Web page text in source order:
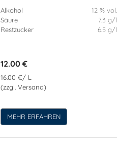
Alkohol
12 % vol.
Säure
7.3 g/l
Restzucker
6.5 g/l
12.00 €
16.00 €/ L
(zzgl. Versand)
MEHR ERFAHREN